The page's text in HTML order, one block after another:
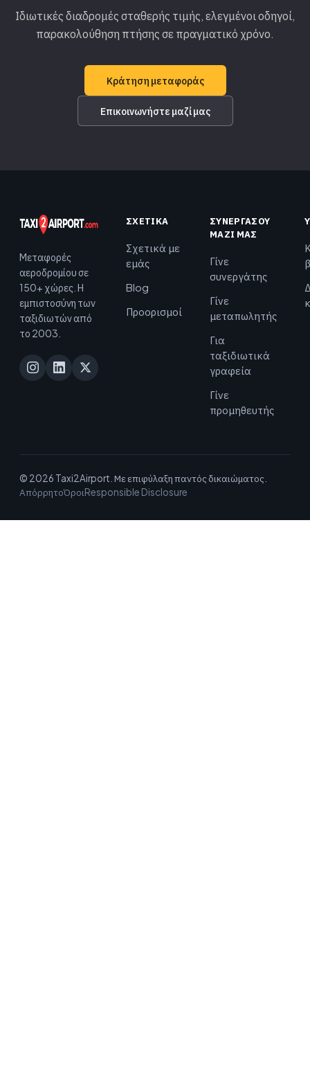
Ιδιωτικές διαδρομές σταθερής τιμής, ελεγμένοι οδηγοί,
παρακολούθηση πτήσης σε πραγματικό χρόνο.
Κράτηση μεταφοράς
Επικοινωνήστε μαζί μας
Μεταφορές
αεροδρομίου σε
150+ χώρες. Η
εμπιστοσύνη των
ταξιδιωτών από
το 2003.
ΣΧΕΤΙΚΆ
Σχετικά με
εμάς
Blog
Προορισμοί
ΣΥΝΕΡΓΆΣΟΥ
ΜΑΖΊ ΜΑΣ
Γίνε
συνεργάτης
Γίνε
μεταπωλητής
Για
ταξιδιωτικά
γραφεία
Γίνε
προμηθευτής
© 2026 Taxi2Airport. Με επιφύλαξη παντός δικαιώματος.
ΑπόρρητοΌροιResponsible Disclosure